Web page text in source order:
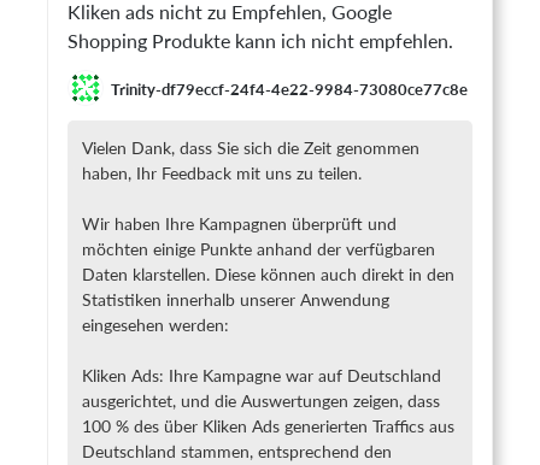
Kliken ads nicht zu Empfehlen, Google
Shopping Produkte kann ich nicht empfehlen.
Trinity-df79eccf-24f4-4e22-9984-73080ce77c8e
Vielen Dank, dass Sie sich die Zeit genommen
haben, Ihr Feedback mit uns zu teilen.
Wir haben Ihre Kampagnen überprüft und
möchten einige Punkte anhand der verfügbaren
Daten klarstellen. Diese können auch direkt in den
Statistiken innerhalb unserer Anwendung
eingesehen werden:
Kliken Ads: Ihre Kampagne war auf Deutschland
ausgerichtet, und die Auswertungen zeigen, dass
100 % des über Kliken Ads generierten Traffics aus
Deutschland stammen, entsprechend den